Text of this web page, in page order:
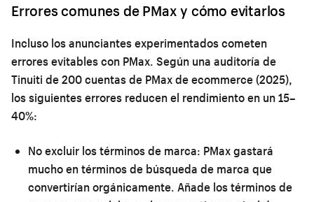
Errores comunes de PMax y cómo evitarlos
Incluso los anunciantes experimentados cometen
errores evitables con PMax. Según una auditoría de
Tinuiti de 200 cuentas de PMax de ecommerce (2025),
los siguientes errores reducen el rendimiento en un 15–
40%:
No excluir los términos de marca: PMax gastará
mucho en términos de búsqueda de marca que
convertirían orgánicamente. Añade los términos de